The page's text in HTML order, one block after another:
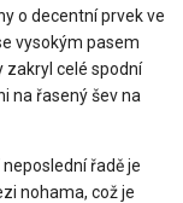
o decentní prvek ve
vysokým pasem
zakryl celé spodní
na řasený šev na
řadě je
nohama, což je